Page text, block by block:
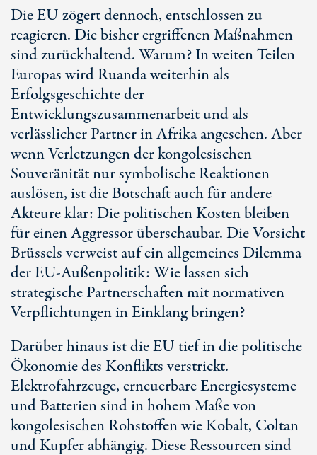
Die EU zögert dennoch, entschlossen zu
reagieren. Die bisher ergriffenen Maßnahmen
sind zurückhaltend. Warum? In weiten Teilen
Europas wird Ruanda weiterhin als
Erfolgsgeschichte der
Entwicklungszusammenarbeit und als
verlässlicher Partner in Afrika angesehen. Aber
wenn Verletzungen der kongolesischen
Souveränität nur symbolische Reaktionen
auslösen, ist die Botschaft auch für andere
Akteure klar: Die politischen Kosten bleiben
für einen Aggressor überschaubar. Die Vorsicht
Brüssels verweist auf ein allgemeines Dilemma
der EU-Außenpolitik: Wie lassen sich
strategische Partnerschaften mit normativen
Verpflichtungen in Einklang bringen?
Darüber hinaus ist die EU tief in die politische
Ökonomie des Konflikts verstrickt.
Elektrofahrzeuge, erneuerbare Energiesysteme
und Batterien sind in hohem Maße von
kongolesischen Rohstoffen wie Kobalt, Coltan
und Kupfer abhängig. Diese Ressourcen sind